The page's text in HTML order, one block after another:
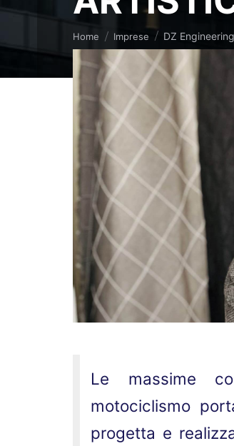
Tu sei qui:
Home Imprese DZ
Le massime
motociclismo
progetta e